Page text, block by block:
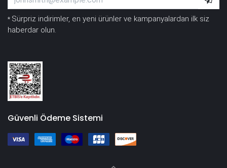
* Sürpriz indirimler, en yeni ürünler ve kampanyalardan ilk siz
haberdar olun.
Güvenli Ödeme Sistemi